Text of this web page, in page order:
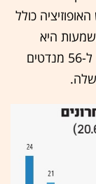
67. ואולם, גוש האופוזיציה כולל
היא
שמפלגות האופוזיציה שאינן ערביות מגיעות ל-56 מנדטים